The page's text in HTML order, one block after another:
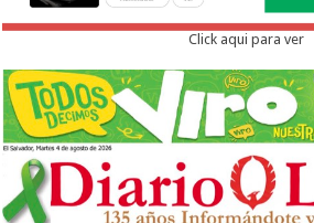
Click aqui para ver